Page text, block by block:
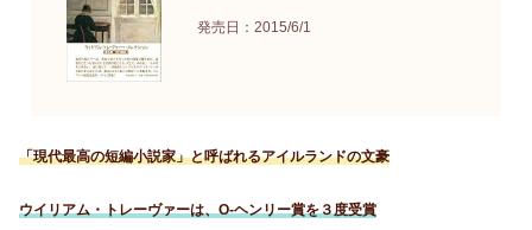
発売日：2015/6/1
「現代最高の短編小説家」と呼ばれるアイルランドの文豪
ウイリアム・トレーヴァーは、O-ヘンリー賞を３度受賞